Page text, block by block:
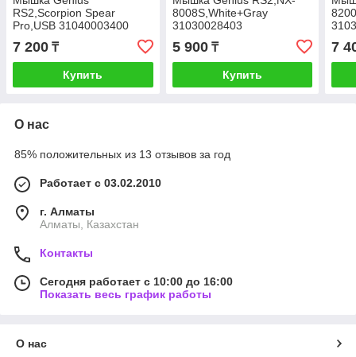
RS2,Scorpion Spear
Pro,USB 31040003400
7 200 ₸
Купить
8008S,White+Gray
31030028403
5 900₸
Купить
7
О нас
85% положительных из 13 отзывов за год
Работает с 03.02.2010
г. Алматы
Алматы, Казахстан
Контакты
Сегодня работает с 10:00 до 16:00
Показать весь график работы
О нас